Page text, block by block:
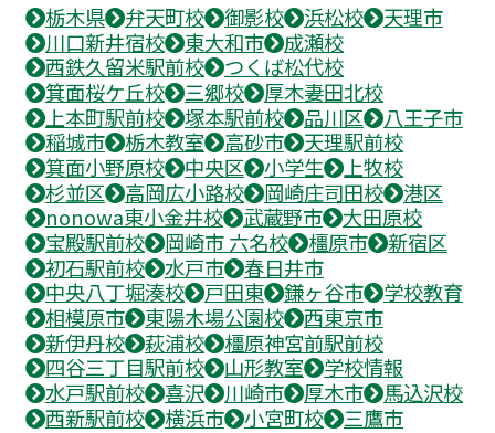
栃木県 弁天町校 御影校 浜松校
天理市
川口新井宿校
東大和市
成瀬校
西鉄久留米駅前校
つくば松代校
箕面桜ケ丘校
三郷校
厚木妻田北校
上本町駅前校
塚本駅前校 品川区
八王子市
稲城市
栃木教室 高砂市
天理駅前校
箕面小野原校
中央区 小学生
上牧校
杉並区
高岡広小路校 岡崎庄司田校
港区
nonowa東小金井校
武蔵野市
大田原校
宝殿駅前校
岡崎市 六名校 橿原市
新宿区
初石駅前校
水戸市
春日井市
中央八丁堀湊校
戸田東 鎌ヶ谷市
学校教育
相模原市
東陽木場公園校
西東京市
新伊丹校
萩浦校
橿原神宮前駅前校
四谷三丁目駅前校
山形教室
学校情報
水戸駅前校
喜沢 川崎市 厚木市
馬込沢校
西新駅前校
横浜市 小宮町校
三鷹市